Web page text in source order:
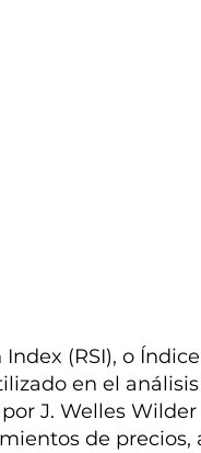
(RSI), o
en el
J. Welles
de